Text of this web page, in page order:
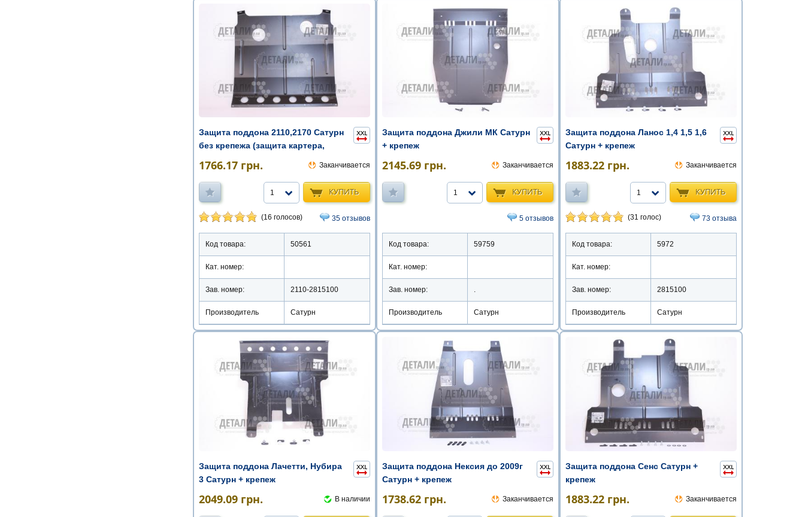
Защита поддона 2110,2170 Сатурн
без крепежа (защита картера,
1766.17 грн. Заканчивается
КУПИТЬ
1
(16 голосов) 35 отзывов
Код товара: 50561
Кат. номер:
Зав. номер: 2110-2815100
Производитель Сатурн
Защита поддона Джили МК Сатурн
+ крепеж
2145.69 грн. Заканчивается
КУПИТЬ
1
5 отзывов
Код товара: 59759
Кат. номер:
Зав. номер: .
Производитель Сатурн
Защита поддона Ланос 1,4 1,5 1,6
Сатурн + крепеж
1883.22 грн. Заканчивается
КУПИТЬ
1
(31 голос) 73 отзыва
Код товара: 5972
Кат. номер:
Зав. номер: 2815100
Производитель Сатурн
Защита поддона Лачетти, Нубира
3 Сатурн + крепеж
2049.09 грн. В наличии
Защита поддона Нексия до 2009г
Сатурн + крепеж
1738.62 грн. Заканчивается
Защита поддона Сенс Сатурн +
крепеж
1883.22 грн. Заканчивается